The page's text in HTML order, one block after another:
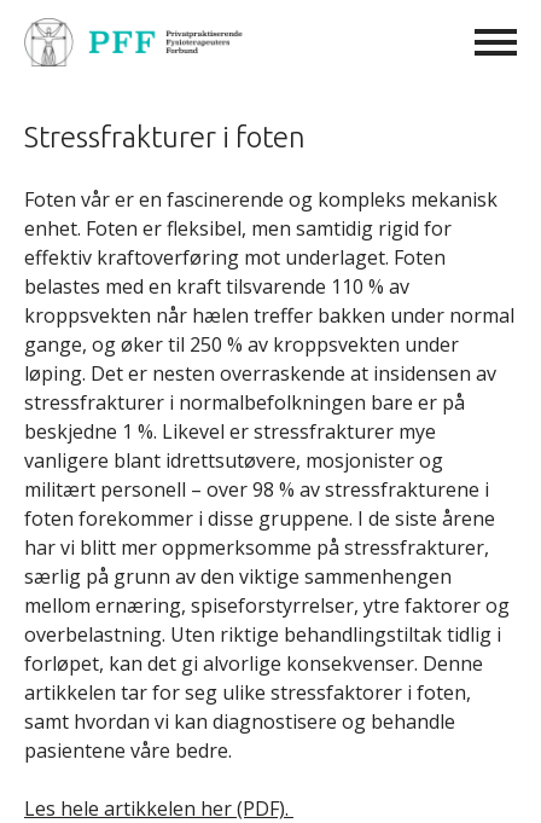
Stressfrakturer i foten
Foten vår er en fascinerende og kompleks mekanisk
enhet. Foten er fleksibel, men samtidig rigid for
effektiv kraftoverføring mot underlaget. Foten
belastes med en kraft tilsvarende 110 % av
kroppsvekten når hælen treffer bakken under normal
gange, og øker til 250 % av kroppsvekten under
løping. Det er nesten overraskende at insidensen av
stressfrakturer i normalbefolkningen bare er på
beskjedne 1 %. Likevel er stressfrakturer mye
vanligere blant idrettsutøvere, mosjonister og
militært personell – over 98 % av stressfrakturene i
foten forekommer i disse gruppene. I de siste årene
har vi blitt mer oppmerksomme på stressfrakturer,
særlig på grunn av den viktige sammenhengen
mellom ernæring, spiseforstyrrelser, ytre faktorer og
overbelastning. Uten riktige behandlingstiltak tidlig i
forløpet, kan det gi alvorlige konsekvenser. Denne
artikkelen tar for seg ulike stressfaktorer i foten,
samt hvordan vi kan diagnostisere og behandle
pasientene våre bedre.
Les hele artikkelen her (PDF).